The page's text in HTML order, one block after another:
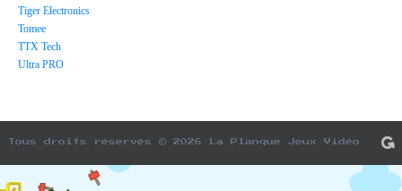
Tiger Electronics
Tomee
TTX Tech
Ultra PRO
Tous droits réservés © 2026 La Planque Jeux Vidéo